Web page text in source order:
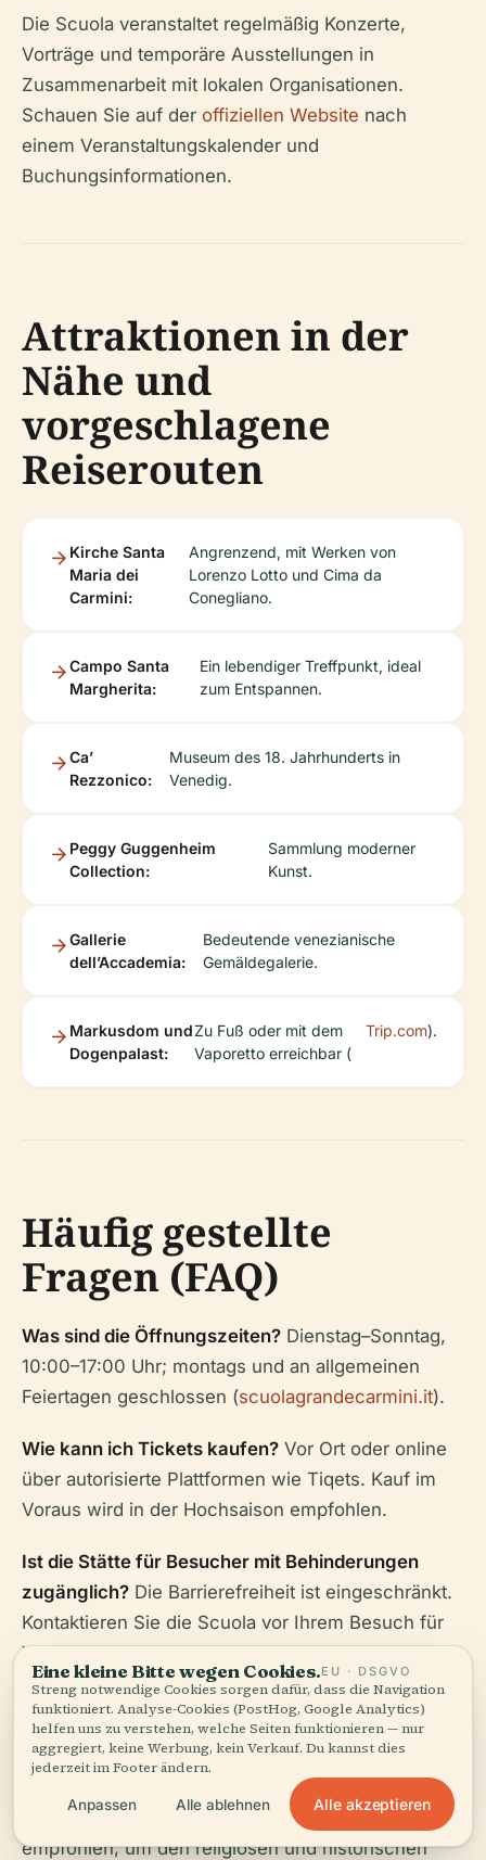
Die Scuola veranstaltet regelmäßig Konzerte,
Vorträge und temporäre Ausstellungen in
Zusammenarbeit mit lokalen Organisationen.
Schauen Sie auf der offiziellen Website nach
einem Veranstaltungskalender und
Buchungsinformationen.
Attraktionen in der
Nähe und
vorgeschlagene
Reiserouten
Kirche Santa
Maria dei
Carmini:
Angrenzend, mit Werken von
Lorenzo Lotto und Cima da
Conegliano.
Campo Santa
Margherita:
Ein lebendiger Treffpunkt, ideal
zum Entspannen.
Ca’
Rezzonico:
Museum des 18. Jahrhunderts in
Venedig.
Peggy Guggenheim
Collection:
Sammlung moderner
Kunst.
Gallerie
dell’Accademia:
Bedeutende venezianische
Gemäldegalerie.
Markusdom und
Dogenpalast:
Zu Fuß oder mit dem
Vaporetto erreichbar (
Trip.com).
Häufig gestellte
Fragen (FAQ)
Was sind die Öffnungszeiten? Dienstag–Sonntag,
10:00–17:00 Uhr; montags und an allgemeinen
Feiertagen geschlossen (scuolagrandecarmini.it).
Wie kann ich Tickets kaufen? Vor Ort oder online
über autorisierte Plattformen wie Tiqets. Kauf im
Voraus wird in der Hochsaison empfohlen.
Ist die Stätte für Besucher mit Behinderungen
zugänglich? Die Barrierefreiheit ist eingeschränkt.
Kontaktieren Sie die Scuola vor Ihrem Besuch für
Vereinbarungen.
Sind Führungen verfügbar?Ja, für Gruppen (ab 20
Personen); Audioguides sind möglicherweise am
Ticketschalter erhältlich.
Was soll ich tragen?
Bescheidene Kleidung wird
empfohlen, um den religiösen und historischen
Eine kleine Bitte wegen Cookies.EU · DSGVO
Streng notwendige Cookies sorgen dafür, dass die Navigation
funktioniert. Analyse-Cookies (PostHog, Google Analytics)
helfen uns zu verstehen, welche Seiten funktionieren — nur
aggregiert, keine Werbung, kein Verkauf. Du kannst dies
jederzeit im Footer ändern.
Anpassen Alle ablehnen Alle akzeptieren